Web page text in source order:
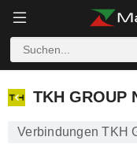
TKH GROUP N.V.
TKH GROUP
Verbindungen TKH